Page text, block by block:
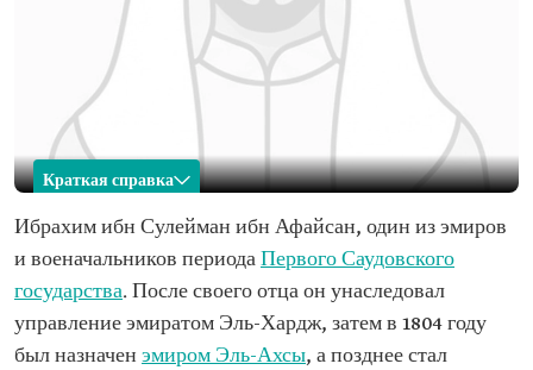
Краткая справка
Ибрахим ибн Афайсан
Имя
Ибрахим ибн Афайсан
Категория
Один из эмиров и военачальников периода
Первого Саудовского государства
Дата смерти
1813
Ибрахим ибн Сулейман ибн Афайсан, один из эмиров
и военачальников периодаПервого Саудовского
государства. После своего отца он унаследовал
управление эмиратом Эль-Хардж, затем в 1804 году
был назначен эмиром Эль-Ахсы, а позднее стал